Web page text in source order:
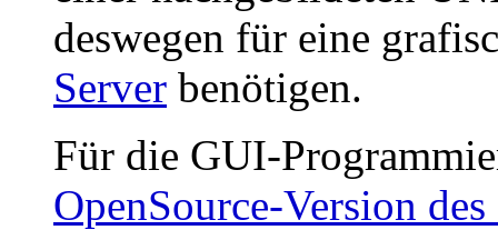
deswegen für eine
Server benötigen.
Für die GUI-
OpenSource-Version